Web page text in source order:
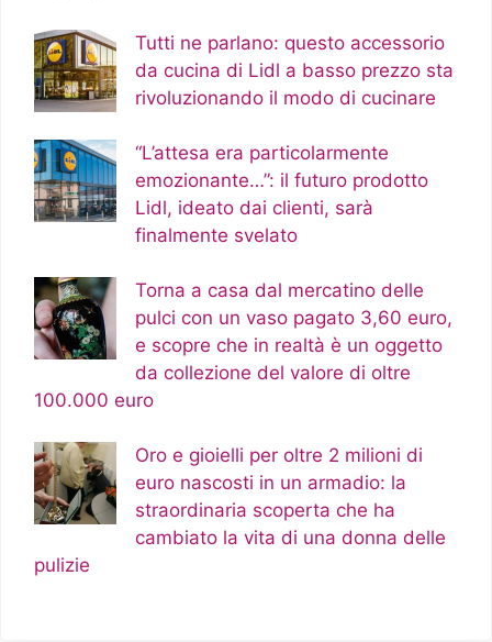
Tutti ne parlano: questo accessorio
da cucina di Lidl a basso prezzo sta
rivoluzionando il modo di cucinare
“L’attesa era particolarmente
emozionante…”: il futuro prodotto
Lidl, ideato dai clienti, sarà
finalmente svelato
Torna a casa dal mercatino delle
pulci con un vaso pagato 3,60 euro,
e scopre che in realtà è un oggetto
da collezione del valore di oltre
100.000 euro
Oro e gioielli per oltre 2 milioni di
euro nascosti in un armadio: la
straordinaria scoperta che ha
cambiato la vita di una donna delle
pulizie